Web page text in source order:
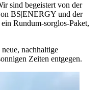
sind begeistert von der
BS|ENERGY und der
Rundum-sorglos-Paket,
nachhaltige
Zeiten entgegen.